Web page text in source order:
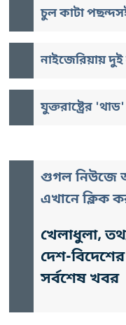
চুল কাটা
নাইজেরিয়ায়
যুক্তরাষ্ট্রের
গুগল নিউজে
এখানে ক্লিক
খেলাধুলা,
দেশ-
সর্বশেষ খবর